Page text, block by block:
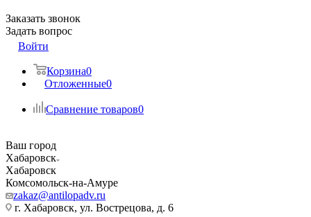
Заказать звонок
Задать вопрос
Войти
Корзина0
Отложенные0
Сравнение товаров0
Ваш город
Хабаровск
Хабаровск
Комсомольск-на-Амуре
zakaz@antilopadv.ru
г. Хабаровск, ул. Вострецова, д. 6